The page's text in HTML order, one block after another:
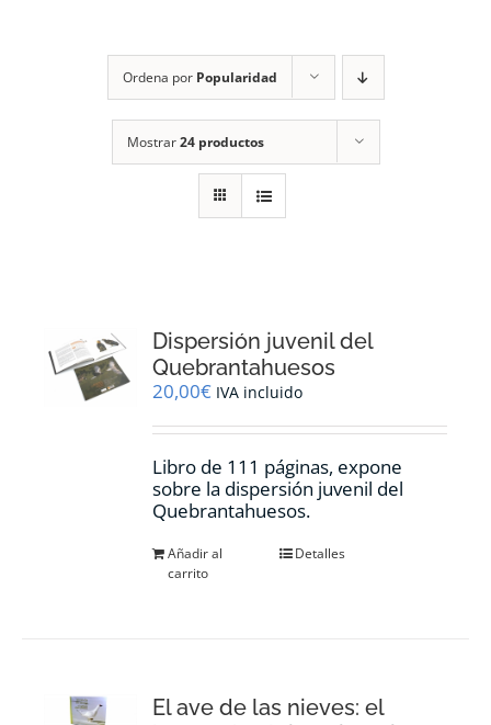
CARRITO
Ordena por Popularidad
Mostrar24 productos
Dispersión juvenil del
Quebrantahuesos
20,00€ IVA incluido
Libro de 111 páginas, expone
sobre la dispersión juvenil del
Quebrantahuesos.
Añadir al
carrito
Detalles
El ave de las nieves: el